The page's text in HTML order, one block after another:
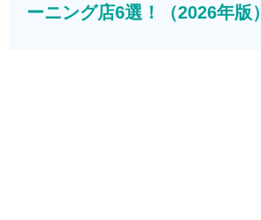
ーニング店6選！（2026年版）